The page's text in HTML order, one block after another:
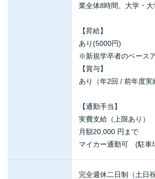
業全体8時間、大学・
【昇給】
あり(5000円)
※新規学卒者のベース
【賞与】
あり（年2回 / 前年度実
【通勤手当】
実費支給（上限あり）
月額20,000 円まで
マイカー通勤可 (駐車
完全週休二日制（土日祝